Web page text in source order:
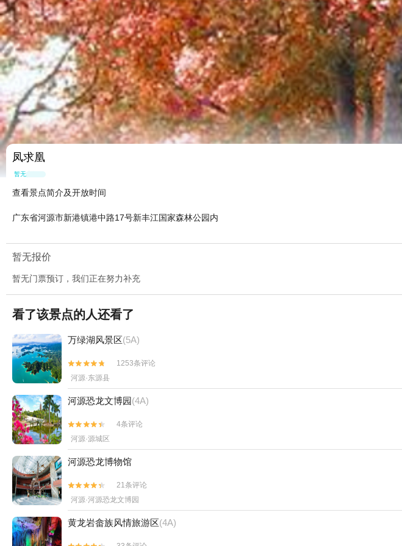
凤求凰
暂无点评
查看景点简介及开放时间
广东省河源市新港镇港中路17号新丰江国家森林公园内
暂无报价
暂无门票预订，我们正在努力补充
看了该景点的人还看了
万绿湖风景区(5A)


1253条评论
河源·东源县
河源恐龙文博园(4A)


4条评论
河源·源城区
河源恐龙博物馆


21条评论
河源·河源恐龙文博园
黄龙岩畲族风情旅游区(4A)